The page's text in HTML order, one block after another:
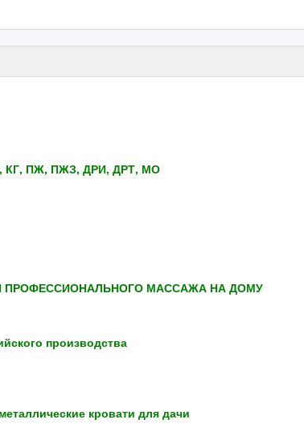
КГ, ПЖ, ПЖЗ, ДРИ, ДРТ, МО
ПРОФЕССИОНАЛЬНОГО МАССАЖА НА ДОМУ
производства
кровати для дачи